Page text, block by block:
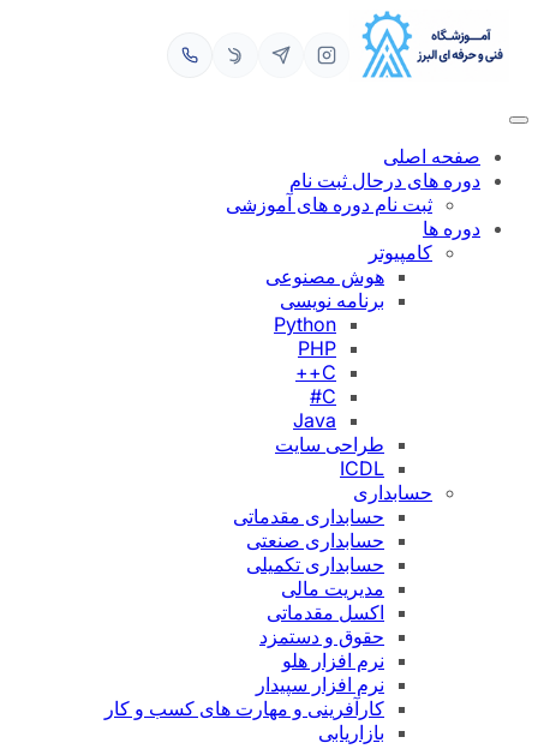
محتوا
صفحه اصلی
دوره های درحال ثبت نام
ثبت نام دوره های آموزشی
دوره ها
کامپیوتر
هوش مصنوعی
برنامه نویسی
Python
PHP
C++
C#
Java
طراحی سایت
ICDL
حسابداری
حسابداری مقدماتی
حسابداری صنعتی
حسابداری تکمیلی
مدیریت مالی
اکسل مقدماتی
حقوق و دستمزد
نرم افزار هلو
نرم افزار سپیدار
کارآفرینی و مهارت های کسب و کار
بازاریابی